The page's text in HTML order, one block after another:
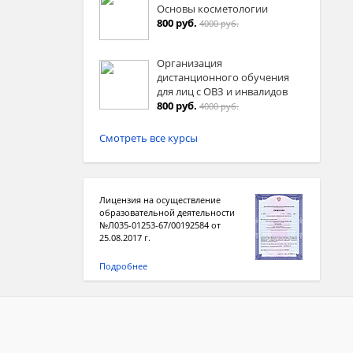
Основы косметологии
800 руб. 4000 руб.
Организация
дистанционного обучения
для лиц с ОВЗ и инвалидов
800 руб. 4000 руб.
Смотреть все курсы
Лицензия на осуществление
образовательной деятельности
№Л035-01253-67/00192584 от
25.08.2017 г.
Подробнее